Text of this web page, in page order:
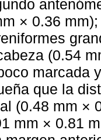
× 0.36
(0.54
marcada
que la
(0.48 mm ×
mm × 0.81